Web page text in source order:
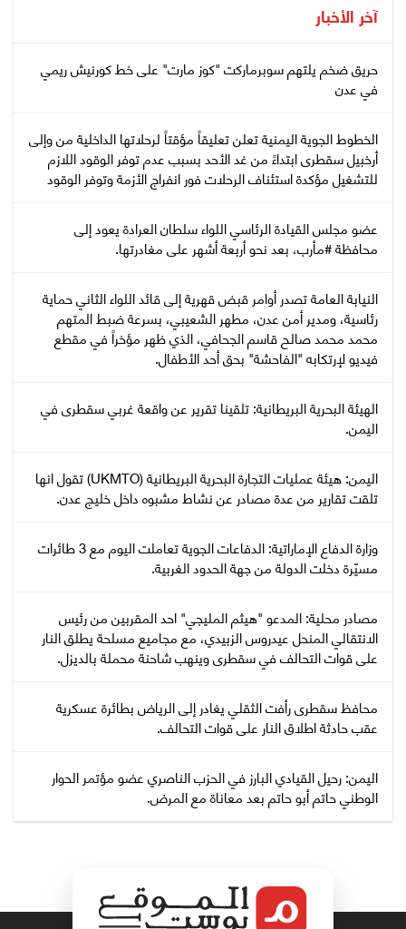
آخر الأخبار
حريق ضخم يلتهم سوبرماركت "كوز مارت" على خط كورنيش ريمي
في عدن
الخطوط الجوية اليمنية تعلن تعليقاً مؤقتاً لرحلاتها الداخلية من وإلى
أرخبيل سقطرى ابتداءً من غد الأحد بسبب عدم توفر الوقود اللازم
للتشغيل مؤكدة استئناف الرحلات فور انفراج الأزمة وتوفر الوقود
عضو مجلس القيادة الرئاسي اللواء سلطان العرادة يعود إلى
محافظة #مأرب، بعد نحو أربعة أشهر على مغادرتها.
النيابة العامة تصدر أوامر قبض قهرية إلى قائد اللواء الثاني حماية
رئاسية، ومدير أمن عدن، مطهر الشعيبي، بسرعة ضبط المتهم
محمد محمد صالح قاسم الجحافي، الذي ظهر مؤخراً في مقطع
فيديو لإرتكابه "الفاحشة" بحق أحد الأطفال.
‏الهيئة البحرية البريطانية: تلقينا تقرير عن واقعة غربي سقطرى في
اليمن.
اليمن: هيئة عمليات التجارة البحرية البريطانية (UKMTO) تقول انها
تلقت تقارير من عدة مصادر عن نشاط مشبوه داخل خليج عدن.
وزارة الدفاع الإماراتية: الدفاعات الجوية تعاملت اليوم مع 3 طائرات
مسيّرة دخلت الدولة من جهة الحدود الغربية.
مصادر محلية: المدعو "هيثم المليجي" احد المقربين من رئيس
الانتقالي المنحل عيدروس الزبيدي، مع مجاميع مسلحة يطلق النار
على قوات التحالف في سقطرى وينهب شاحنة محملة بالديزل.
محافظ سقطرى رأفت الثقلي يغادر إلى الرياض بطائرة عسكرية
عقب حادثة اطلاق النار على قوات التحالف.
اليمن: رحيل القيادي البارز في الحزب الناصري عضو مؤتمر الحوار
الوطني حاتم أبو حاتم بعد معاناة مع المرض.